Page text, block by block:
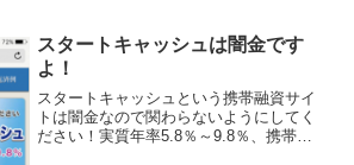
スタートキャッシュは闇金です
よ！
スタートキャッシュという携帯融資サイ
トは闇金なので関わらないようにしてく
ださい！実質年率5.8％～9.8％、携帯電